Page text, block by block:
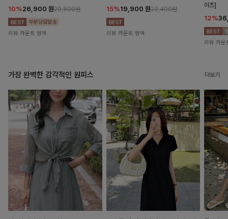
10%26,900 원29,800원
리뷰 카운트 영역
15%19,900 원23,400원
리뷰 카운트 영역
이즈]
12%
리뷰 카운
가장 완벽한 감각적인 원피스 더보기